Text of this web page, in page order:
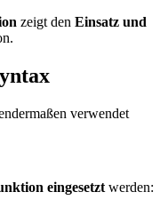
zeigt den Einsatz und
verwendet
eingesetzt werden: